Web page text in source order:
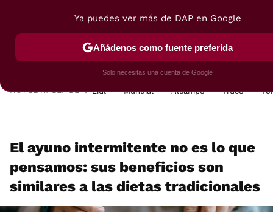
POSTRES VIAJES SELECCIÓN VEGUI
HOY SE HABLA DE Lidl Mundial Alcampo Truco
El ayuno intermitente no es lo que
pensamos: sus beneficios son
similares a las dietas tradicionales
Ya puedes ver más de DAP en Google
Añádenos como fuente preferida
Solo necesitas una cuenta de Google